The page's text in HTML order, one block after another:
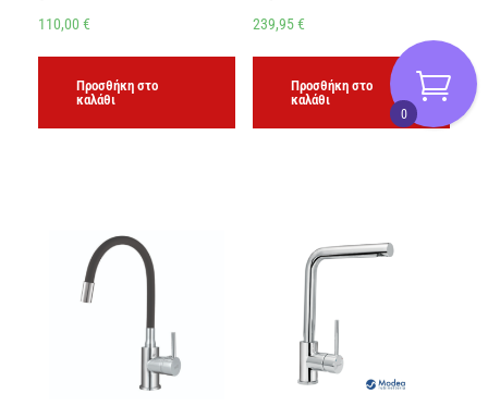
110,00 €
Προσθήκη στο
καλάθι
239,95€
Προσθήκη στο
καλάθι
0